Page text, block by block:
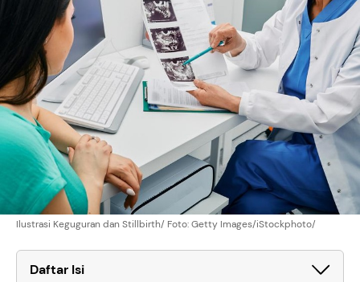
Ilustrasi Keguguran dan Stillbirth/ Foto: Getty Images/iStockphoto/
Daftar Isi